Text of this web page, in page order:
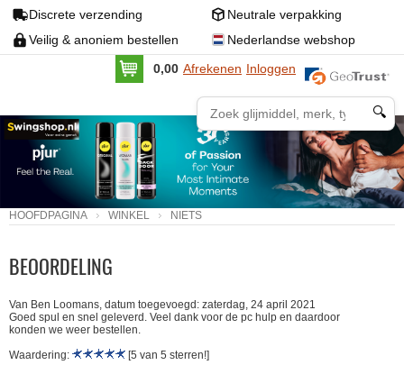
Discrete verzending
Neutrale verpakking
Veilig & anoniem bestellen
Nederlandse webshop
0,00 Afrekenen Inloggen
🔍
HOOFDPAGINA WINKEL NIETS
BEOORDELING
Van Ben Loomans, datum toegevoegd: zaterdag, 24 april 2021
Goed spul en snel geleverd. Veel dank voor de pc hulp en daardoor
konden we weer bestellen.
Waardering:
[5 van 5 sterren!]